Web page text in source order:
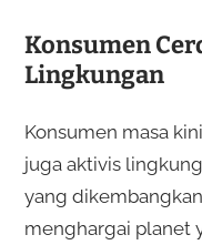
Konsumen
Lingkungan
Konsumen masa
juga aktivis
yang
menghargai planet